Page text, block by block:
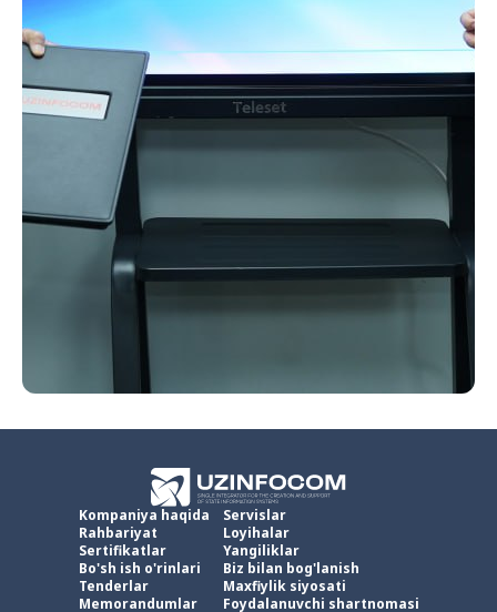
Kompaniya haqida
Rahbariyat
Sertifikatlar
Bo'sh ish o'rinlari
Tenderlar
Memorandumlar
Servislar
Loyihalar
Yangiliklar
Biz bilan bog'lanish
Maxfiylik siyosati
Foydalanuvchi shartnomasi